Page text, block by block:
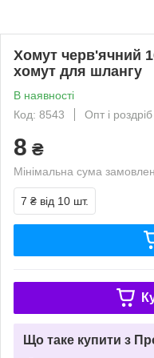
Хомут черв'ячний
хомут для шлангу
В наявності
Код: 8543
Опт і роздріб
8 ₴
Мінімальна сума
7 ₴ від 10 шт.
Що таке купити з